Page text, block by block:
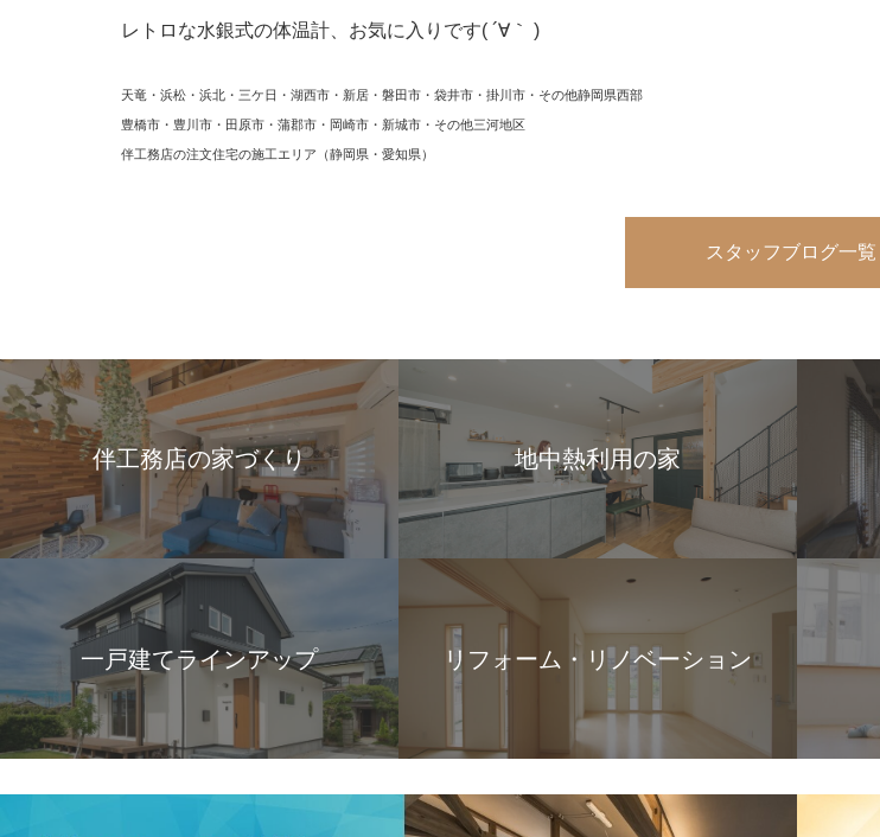
レトロな水銀式の体温計、お気に入りです( ´∀｀ )
天竜・浜松・浜北・三ケ日・湖西市・新居・磐田市・袋井市・掛川市・その他静岡県西部
豊橋市・豊川市・田原市・蒲郡市・岡崎市・新城市・その他三河地区
伴工務店の注文住宅の施工エリア（静岡県・愛知県）
スタッフブログ一覧
伴工務店の家づくり 地中熱利用の家
一戸建てラインアップ リフォーム・リノベーション